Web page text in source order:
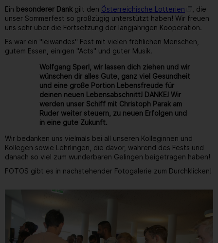
Ein besonderer Dank gilt den Österreichische Lotterien
, die
unser Sommerfest so großzügig unterstützt haben! Wir freuen
uns sehr über die Fortsetzung der langjährigen Kooperation.
Es war ein "leiwandes" Fest mit vielen fröhlichen Menschen,
gutem Essen, einigen "Acts" und guter Musik.
Wolfgang Sperl, wir lassen dich ziehen und wir
wünschen dir alles Gute, ganz viel Gesundheit
und eine große Portion Lebensfreude für
deinen neuen Lebensabschnitt! DANKE! Wir
werden unser Schiff mit Christoph Parak am
Ruder weiter steuern, zu neuen Erfolgen und
in eine gute Zukunft.
Wir bedanken uns vielmals bei all unseren Kolleginnen und
Kollegen sowie Lehrlingen, die davor, während des Fests und
danach so viel zum wunderbaren Gelingen beigetragen haben!
FOTOS gibt es in nachstehender Fotogalerie zum Durchklicken!